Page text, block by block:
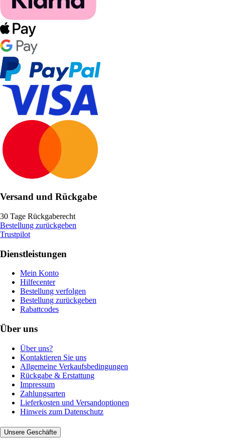
Versand und Rückgabe
30 Tage Rückgaberecht
Bestellung zurückgeben
Trustpilot
Dienstleistungen
Mein Konto
Hilfecenter
Bestellung verfolgen
Bestellung zurückgeben
Rabattcodes
Über uns
Über uns?
Kontaktieren Sie uns
Allgemeine Verkaufsbedingungen
Rückgabe & Erstattung
Impressum
Zahlungsarten
Lieferkosten und Versandoptionen
Hinweis zum Datenschutz
Unsere Geschäfte